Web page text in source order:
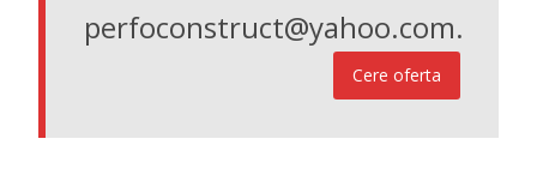
perfoconstruct@yahoo.com.
Cere oferta